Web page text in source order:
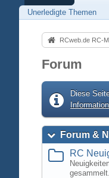
Unerledigte Themen
RCweb.de RC-
Forum
Diese
Forum &
RC